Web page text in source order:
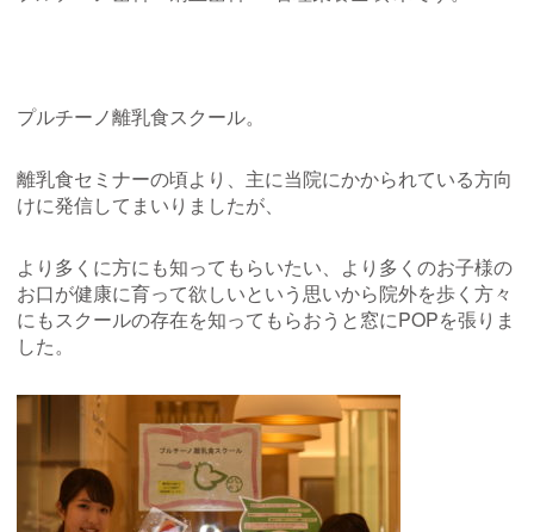
プルチーノ離乳食スクール。
離乳食セミナーの頃より、主に当院にかかられている方向
けに発信してまいりましたが、
より多くに方にも知ってもらいたい、より多くのお子様の
お口が健康に育って欲しいという思いから院外を歩く方々
にもスクールの存在を知ってもらおうと窓にPOPを張りま
した。